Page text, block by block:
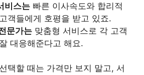
비스는 빠른 이사속도와 합리적
객들에게 호평을 받고 있죠.
문가는 맞춤형 서비스로 각 고객
대응해준다고 해요.
택할 때는 가격만 보지 말고, 서